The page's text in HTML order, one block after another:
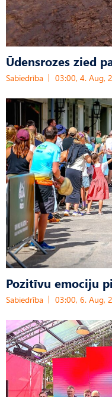
Ūdensrozes zied
Sabiedrība 03:00, 4. Aug,
Pozitīvu emociju
Sabiedrība 03:00, 6. Aug,